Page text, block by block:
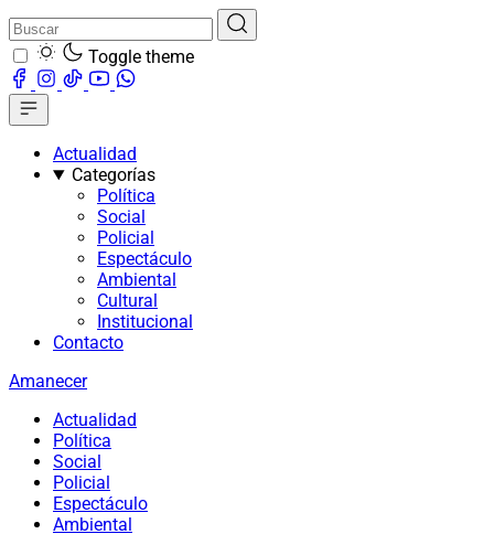
Toggle theme
Actualidad
Categorías
Política
Social
Policial
Espectáculo
Ambiental
Cultural
Institucional
Contacto
Amanecer
Actualidad
Política
Social
Policial
Espectáculo
Ambiental